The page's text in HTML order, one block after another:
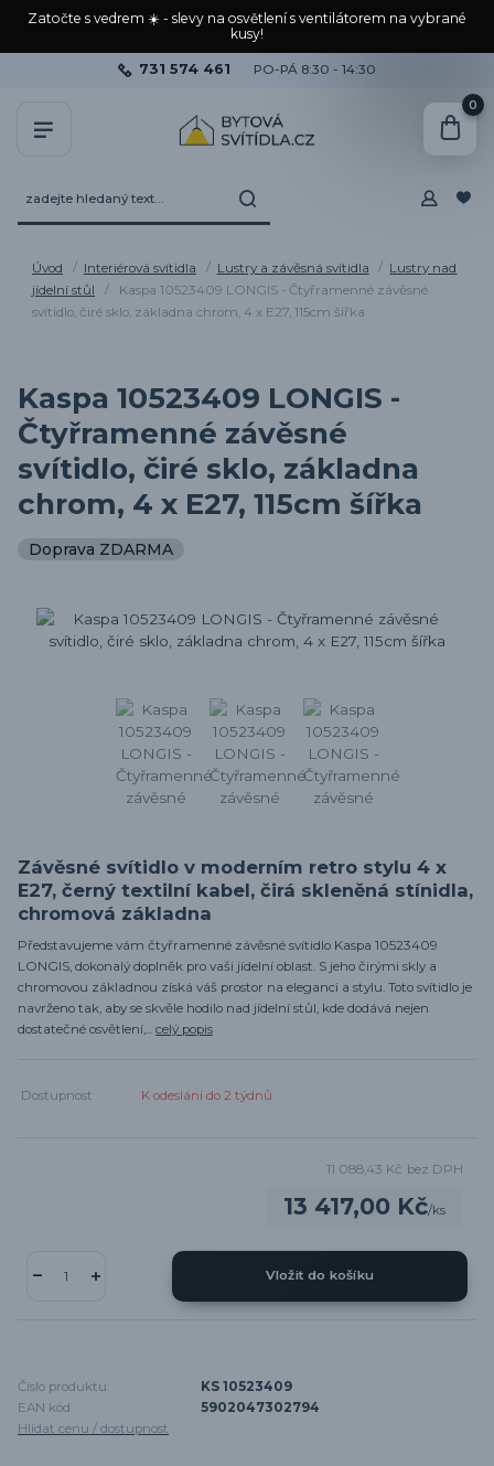
Zatočte s vedrem ☀️ - slevy na osvětlení s ventilátorem na vybrané
kusy!
731 574 461 PO-PÁ 8:30 - 14:30
0
Úvod Interiérová svítidla Lustry a závěsná svítidla
Lustry nad
jídelní stůl
Kaspa 10523409 LONGIS - Čtyřramenné závěsné
svítidlo, čiré sklo, základna chrom, 4 x E27, 115cm šířka
Kaspa 10523409 LONGIS -
Čtyřramenné závěsné
svítidlo, čiré sklo, základna
chrom, 4 x E27, 115cm šířka
Doprava ZDARMA
Závěsné svítidlo v moderním retro stylu 4 x
E27, černý textilní kabel, čirá skleněná stínidla,
chromová základna
Představujeme vám čtyřramenné závěsné svítidlo Kaspa 10523409
LONGIS, dokonalý doplněk pro vaši jídelní oblast. S jeho čirými skly a
chromovou základnou získá váš prostor na eleganci a stylu. Toto svítidlo je
navrženo tak, aby se skvěle hodilo nad jídelní stůl, kde dodává nejen
dostatečné osvětlení,... celý popis
Dostupnost K odeslání do 2 týdnů
13 417,00 Kč/ks
11 088,43 Kč bez DPH
Vložit do košíku
Číslo produktu:
KS 10523409
EAN kód:
5902047302794
Hlídat cenu / dostupnost